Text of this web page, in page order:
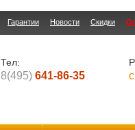
Гарантии Новости Скидки
Тел:
8(495) 641-86-35